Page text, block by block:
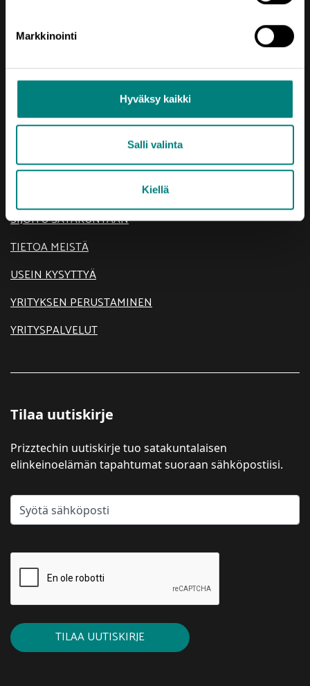
Markkinointi
Hyväksy kaikki
Salli valinta
Kiellä
Oikotie
AJANKOHTAISTA
SIJOITU SATAKUNTAAN
TIETOA MEISTÄ
USEIN KYSYTTYÄ
YRITYKSEN PERUSTAMINEN
YRITYSPALVELUT
Tilaa uutiskirje
Prizztechin uutiskirje tuo satakuntalaisen
elinkeinoelämän tapahtumat suoraan sähköpostiisi.
TILAA UUTISKIRJE